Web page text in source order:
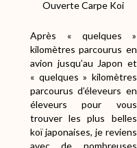
Après « quelques »
kilomètres parcourus en
avion jusqu’au Japon et
« quelques » kilomètres
parcourus d’éleveurs en
éleveurs pour vous
trouver les plus belles
koï japonaises, je reviens